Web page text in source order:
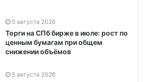
5 августа 2026
Торги на СПб бирже в июле: рост по
ценным бумагам при общем
снижении объёмов
5 августа 2026